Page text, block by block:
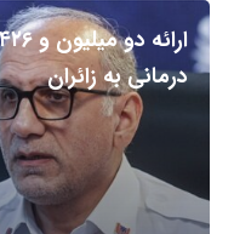
درمانی به زائران